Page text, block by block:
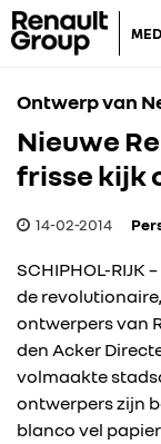
Ontwerp van
Nieuwe
frisse kijk
14-02-2014
SCHIPHOL-RIJK
de
ontwerpers van
den Acker
volmaakte
ontwerpers zijn
blanco vel